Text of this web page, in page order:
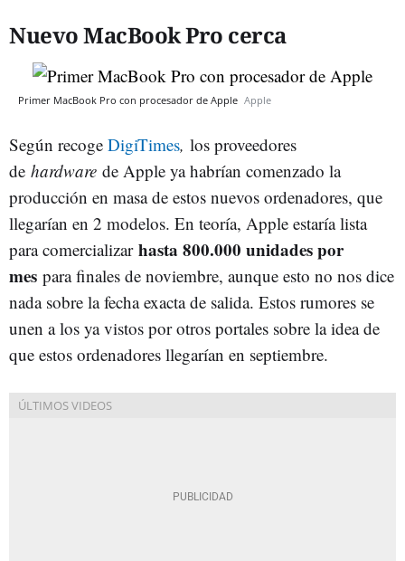
Nuevo MacBook Pro cerca
Primer MacBook Pro con procesador de Apple Apple
Según recoge DigiTimes, los proveedores
de hardware de Apple ya habrían comenzado la
producción en masa de estos nuevos ordenadores, que
llegarían en 2 modelos. En teoría, Apple estaría lista
para comercializar hasta 800.000 unidades por
mes para finales de noviembre, aunque esto no nos dice
nada sobre la fecha exacta de salida. Estos rumores se
unen a los ya vistos por otros portales sobre la idea de
que estos ordenadores llegarían en septiembre.